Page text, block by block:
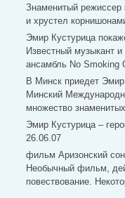
Знаменитый режиссер
и хрустел
Эмир Кустурица
Известный музыкант
ансамбль No Smoking
В Минск приедет
Минский
множество
Эмир Кустурица –
26.06.07
фильм Аризонский
Необычный фильм,
повествование.